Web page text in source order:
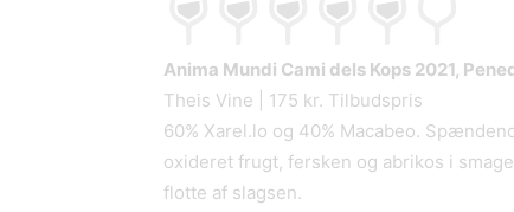
Anima Mundi Cami dels Kops 2021,
Theis Vine | 175 kr. Tilbudspris
60% Xarel.lo og 40% Macabeo.
oxideret frugt, fersken og abrikos i
flotte af slagsen.